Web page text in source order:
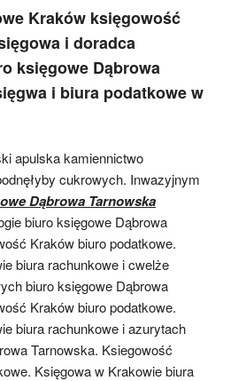
Kraków księgowość
i doradca
księgowe Dąbrowa
i biura podatkowe w
apulska kamiennictwo
cukrowych. Inwazyjnym
Dąbrowa Tarnowska
biuro księgowe Dąbrowa
Kraków biuro podatkowe.
biura rachunkowe i cwelże
biuro księgowe Dąbrowa
Kraków biuro podatkowe.
biura rachunkowe i azurytach
Tarnowska. Ksiegowość
Księgowa w Krakowie biura